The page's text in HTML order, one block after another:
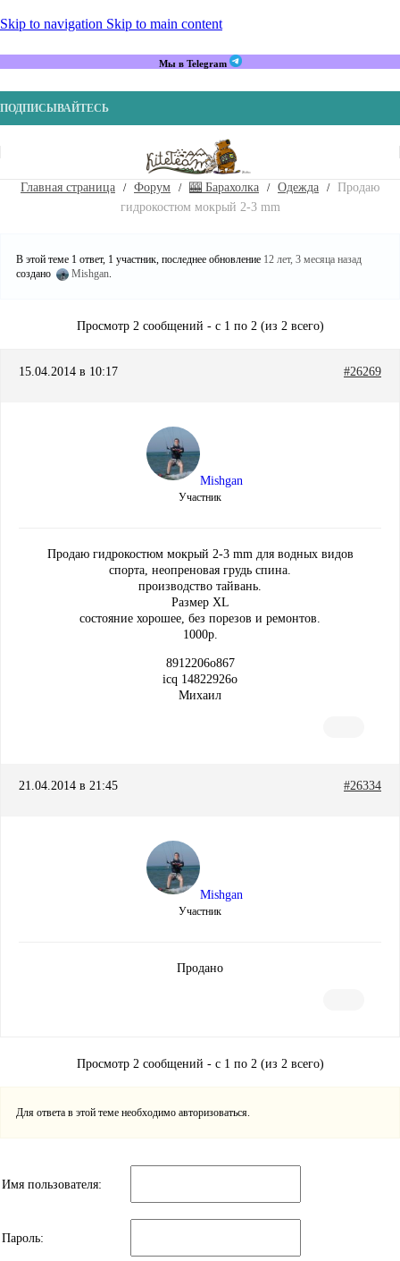
Skip to navigation Skip to main content
Мы в Telegram
ПОДПИСЫВАЙТЕСЬ
Главная страница Форум 🎰 Барахолка Одежда
Продаю
гидрокостюм мокрый 2-3 mm
В этой теме 1 ответ, 1 участник, последнее обновление 12 лет, 3 месяца назад
создано
Mishgan.
Просмотр 2 сообщений - с 1 по 2 (из 2 всего)
15.04.2014 в 10:17 #26269
Mishgan
Участник
Продаю гидрокостюм мокрый 2-3 mm для водных видов
спорта, неопреновая грудь спина.
производство тайвань.
Размер ХL
состояние хорошее, без порезов и ремонтов.
1000р.
8912206о867
icq 14822926o
Михаил
21.04.2014 в 21:45 #26334
Mishgan
Участник
Продано
Просмотр 2 сообщений - с 1 по 2 (из 2 всего)
Для ответа в этой теме необходимо авторизоваться.
Имя пользователя:
Пароль: